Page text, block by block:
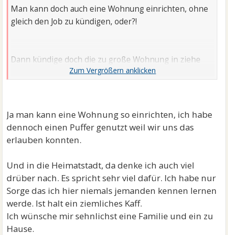
Man kann doch auch eine Wohnung einrichten, ohne
gleich den Job zu kündigen, oder?!
Dann kündige doch die zu große Wohnung in ziehe
wieder in Deine Heimatstadt. Da wolltest Du doch eh
Ja man kann eine Wohnung so einrichten, ich habe
dennoch einen Puffer genutzt weil wir uns das
erlauben konnten.
Und in die Heimatstadt, da denke ich auch viel
drüber nach. Es spricht sehr viel dafür. Ich habe nur
Sorge das ich hier niemals jemanden kennen lernen
werde. Ist halt ein ziemliches Kaff.
Ich wünsche mir sehnlichst eine Familie und ein zu
Hause.